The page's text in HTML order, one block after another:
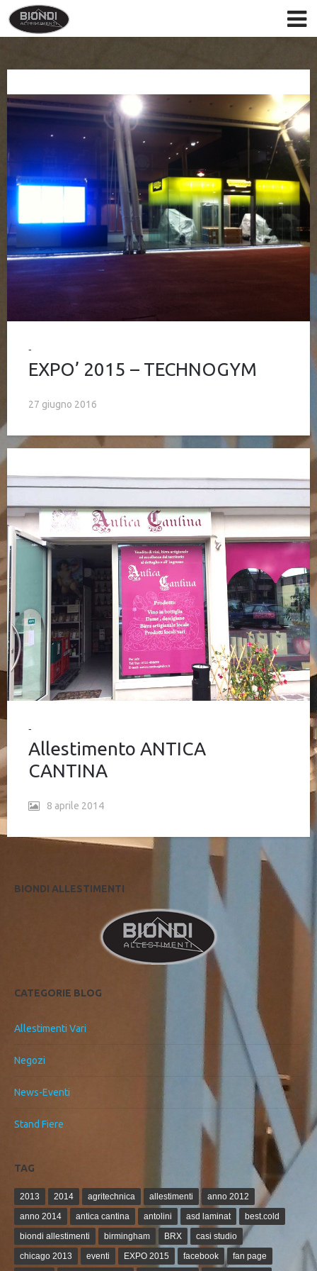
EXPO’ 2015 – TECHNOGYM
27 giugno 2016
Allestimento ANTICA
CANTINA
8 aprile 2014
BIONDI ALLESTIMENTI
CATEGORIE BLOG
Allestimenti Vari
Negozi
News-Eventi
Stand Fiere
TAG
2013 2014 agritechnica allestimenti
anno 2012
anno 2014
antica cantina antolini asd laminat
best.cold
biondi allestimenti
birmingham BRX
casi studio
chicago 2013
eventi EXPO 2015 facebook
fan page